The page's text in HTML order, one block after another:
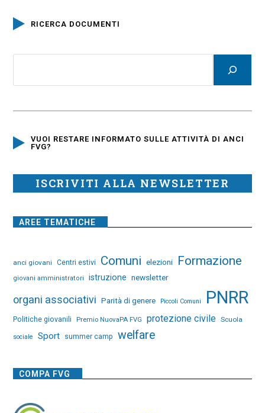
RICERCA DOCUMENTI
VUOI RESTARE INFORMATO SULLE ATTIVITÀ DI ANCI
FVG?
ISCRIVITI ALLA NEWSLETTER
AREE TEMATICHE
anci giovani Centri estivi Comuni elezioni Formazione
giovani amministratori istruzione newsletter
organi associativi Parità di genere Piccoli Comuni PNRR
Politiche giovanili Premio NuovaPA FVG protezione civile Scuola
sociale Sport summer camp welfare
COMPA FVG